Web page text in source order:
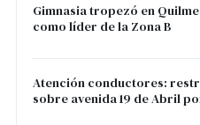
Gimnasia tropezó en
como líder de la Zona B
Atención conductores:
sobre avenida 19 de Abril